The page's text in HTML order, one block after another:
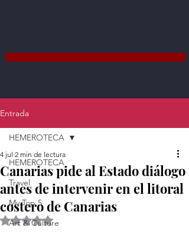
Entrada
HEMEROTECA
Travel
My Top 5
Art & Culture
HEMEROTECA
Canarias pide al Estado diálogo
antes de intervenir en el litoral
costero de Canarias
4 jul 2 min de lectura
Obtuvo NaN de 5 estrellas.